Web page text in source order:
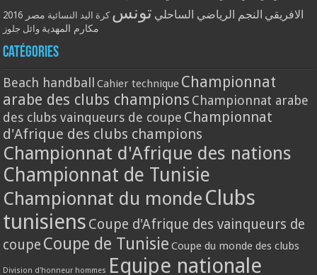
الافريقي النجم الرياضي الساحلي تونس كرة اليد النسائية مصر 2016
مكارم المهدية وائل جلوز
Catégories
Beach handball Cahier technique Championnat
arabe des clubs champions Championnat arabe
des clubs vainqueurs de coupe Championnat
d'Afrique des clubs champions
Championnat d'Afrique des nations
Championnat de Tunisie
Championnat du monde Clubs
tunisiens Coupe d'Afrique des vainqueurs de
coupe Coupe de Tunisie Coupe du monde des clubs
Division d'honneur hommes Equipe nationale